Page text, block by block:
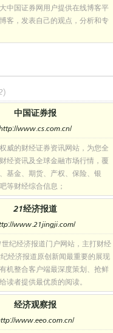
中国证券网用户提供在线博客平
客，发表自己的观点，分析和专
中国证券报
www.cs.com.cn/
威的财经证券资讯网站，为您全
经资讯及全球金融市场行情，覆
基金、期货、产权、保险、银
等财经综合信息；
21经济报道
www.21jingji.com/
纪经济报道门户网站，主打财经
经济报道原创新闻最重要的展现
机整合客户端最深度策划、抢鲜
读者提供最优质的阅读。
经济观察报
www.eeo.com.cn/